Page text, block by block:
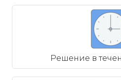
Решение в